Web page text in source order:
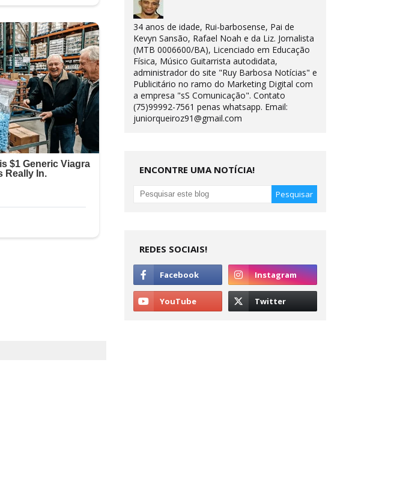
34 anos de idade, Rui-barbosense, Pai de
Kevyn Sansão, Rafael Noah e da Liz. Jornalista
(MTB 0006600/BA), Licenciado em Educação
Física, Músico Guitarrista autodidata,
administrador do site "Ruy Barbosa Notícias" e
Publicitário no ramo do Marketing Digital com
a empresa "sS Comunicação". Contato
(75)99992-7561 penas whatsapp. Email:
juniorqueiroz91@gmail.com
ENCONTRE UMA NOTÍCIA!
REDES SOCIAIS!